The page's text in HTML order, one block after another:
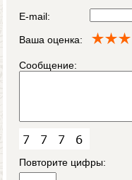
E-mail:
Ваша оценка:
Сообщение:
Повторите цифры: